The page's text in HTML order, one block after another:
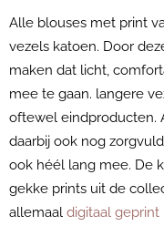
Alle blouses met print
vezels katoen. Door
maken dat licht,
mee te gaan. langere
oftewel eindproducten.
daarbij ook nog
ook héél lang mee. De
gekke prints uit de
allemaal digitaal geprint